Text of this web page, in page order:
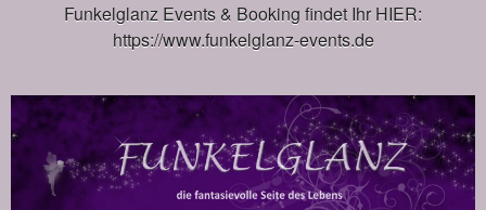
Funkelglanz Events & Booking findet Ihr HIER:
https://www.funkelglanz-events.de